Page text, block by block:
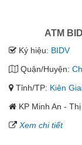
ATM
Ký hiệu: BIDV
Quận/Huyện:
Tỉnh/TP: Kiên
KP Minh An -
Xem chi tiết